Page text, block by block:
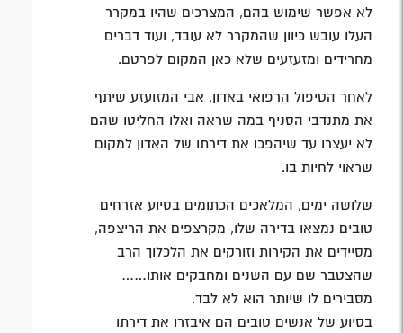
לא אפשר שימוש בהם, המצרכים שהיו במקרר
העלו עובש כיוון שהמקרר לא עובד, ועוד דברים
מחרידים ומזעזעים שלא כאן המקום לפרטם.
לאחר הטיפול הרפואי באדון, אבי המזועזע שיתף
את מתנדבי הסניף במה שראה ואלו החליטו שהם
לא יעצרו עד שיהפכו את דירתו של האדון למקום
שראוי לחיות בו.
שלושה ימים, המלאכים הכתומים בסיוע אזרחים
טובים נמצאו בדירה שלו, מקרצפים את הריצפה,
מסיידים את הקירות וזורקים את הלכלוך הרב
שהצטבר שם עם השנים ומחבקים אותו……
מסבירים לו שיותר הוא לא לבד.
בסיוע של אנשים טובים הם איבזרו את דירתו